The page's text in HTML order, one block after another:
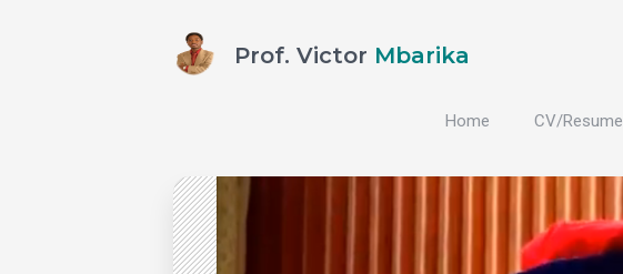
Prof. Victor Mbarika
Home CV/Resume